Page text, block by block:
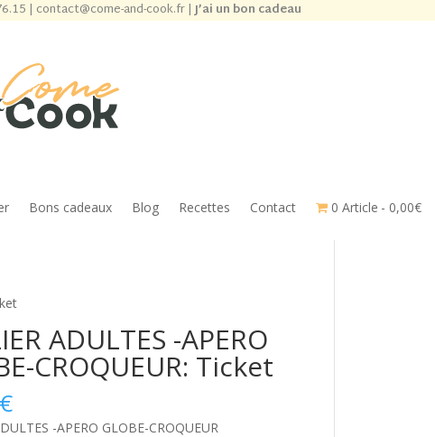
| contact@come-and-cook.fr|J’ai un bon cadeau
Bons cadeaux Blog Recettes Contact 0 Article 0,00€
ADULTES -APERO
CROQUEUR: Ticket
€
-APERO GLOBE-CROQUEUR